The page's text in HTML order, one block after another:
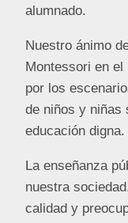
alumnado.
Nuestro ánimo
Montessori en
por los
de niños y niñas
educación digna.
La enseñanza
nuestra
calidad y